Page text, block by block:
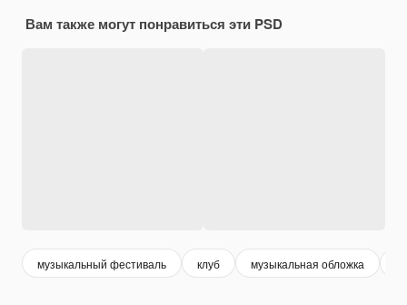
Вам также могут понравиться эти PSD
музыкальный фестиваль клуб музыкальная обложка